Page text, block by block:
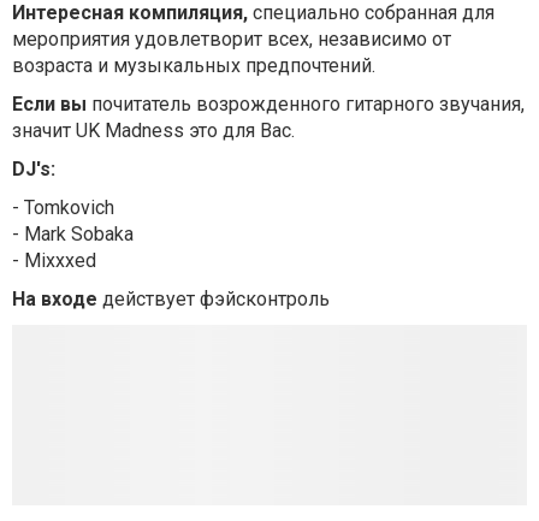
Интересная компиляция, специально собранная для
мероприятия удовлетворит всех, независимо от
возраста и музыкальных предпочтений.
Если вы почитатель возрожденного гитарного звучания,
значит UK Madness это для Вас.
DJ's:
- Tomkovich
- Mark Sobaka
- Mixxxed
На входе действует фэйсконтроль